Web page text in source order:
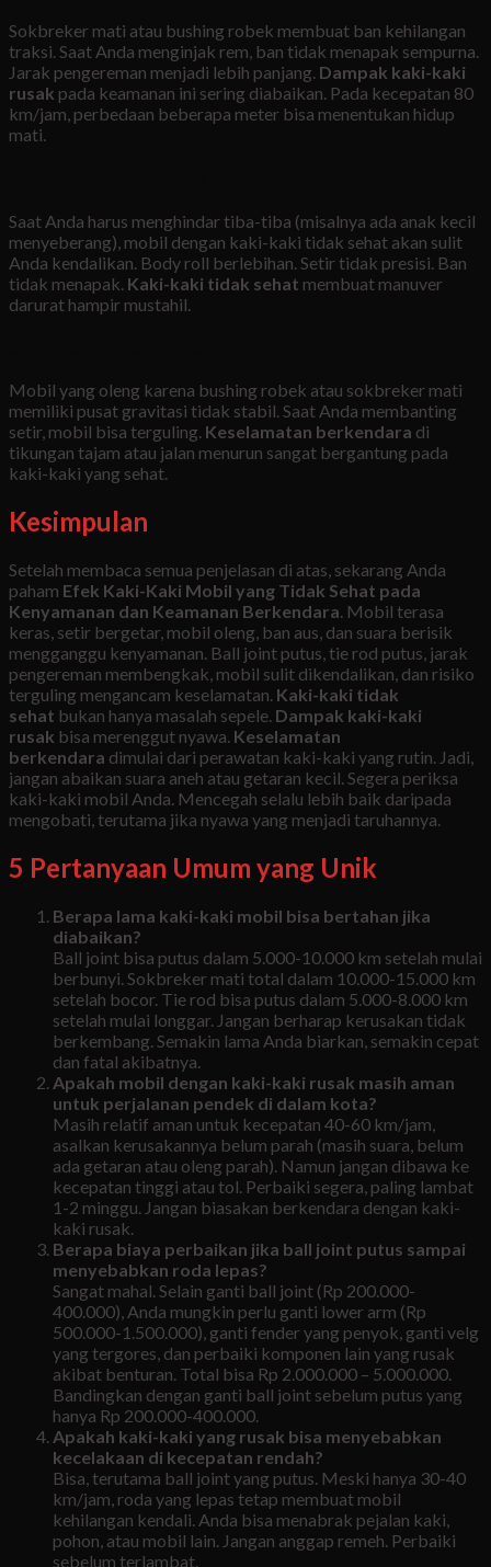
Sokbreker mati atau bushing robek membuat ban kehilangan
traksi. Saat Anda menginjak rem, ban tidak menapak sempurna.
Jarak pengereman menjadi lebih panjang. Dampak kaki-kaki
rusak pada keamanan ini sering diabaikan. Pada kecepatan 80
km/jam, perbedaan beberapa meter bisa menentukan hidup
mati.
Saat Anda harus menghindar tiba-tiba (misalnya ada anak kecil
menyeberang), mobil dengan kaki-kaki tidak sehat akan sulit
Anda kendalikan. Body roll berlebihan. Setir tidak presisi. Ban
tidak menapak. Kaki-kaki tidak sehat membuat manuver
darurat hampir mustahil.
Mobil yang oleng karena bushing robek atau sokbreker mati
memiliki pusat gravitasi tidak stabil. Saat Anda membanting
setir, mobil bisa terguling. Keselamatan berkendara di
tikungan tajam atau jalan menurun sangat bergantung pada
kaki-kaki yang sehat.
Kesimpulan
Setelah membaca semua penjelasan di atas, sekarang Anda
paham Efek Kaki-Kaki Mobil yang Tidak Sehat pada
Kenyamanan dan Keamanan Berkendara. Mobil terasa
keras, setir bergetar, mobil oleng, ban aus, dan suara berisik
mengganggu kenyamanan. Ball joint putus, tie rod putus, jarak
pengereman membengkak, mobil sulit dikendalikan, dan risiko
terguling mengancam keselamatan. Kaki-kaki tidak
sehat bukan hanya masalah sepele. Dampak kaki-kaki
rusak bisa merenggut nyawa. Keselamatan
berkendara dimulai dari perawatan kaki-kaki yang rutin. Jadi,
jangan abaikan suara aneh atau getaran kecil. Segera periksa
kaki-kaki mobil Anda. Mencegah selalu lebih baik daripada
mengobati, terutama jika nyawa yang menjadi taruhannya.
5 Pertanyaan Umum yang Unik
Berapa lama kaki-kaki mobil bisa bertahan jika
diabaikan?
Ball joint bisa putus dalam 5.000-10.000 km setelah mulai
berbunyi. Sokbreker mati total dalam 10.000-15.000 km
setelah bocor. Tie rod bisa putus dalam 5.000-8.000 km
setelah mulai longgar. Jangan berharap kerusakan tidak
berkembang. Semakin lama Anda biarkan, semakin cepat
dan fatal akibatnya.
Apakah mobil dengan kaki-kaki rusak masih aman
untuk perjalanan pendek di dalam kota?
Masih relatif aman untuk kecepatan 40-60 km/jam,
asalkan kerusakannya belum parah (masih suara, belum
ada getaran atau oleng parah). Namun jangan dibawa ke
kecepatan tinggi atau tol. Perbaiki segera, paling lambat
1-2 minggu. Jangan biasakan berkendara dengan kaki-
kaki rusak.
Berapa biaya perbaikan jika ball joint putus sampai
menyebabkan roda lepas?
Sangat mahal. Selain ganti ball joint (Rp 200.000-
400.000), Anda mungkin perlu ganti lower arm (Rp
500.000-1.500.000), ganti fender yang penyok, ganti velg
yang tergores, dan perbaiki komponen lain yang rusak
akibat benturan. Total bisa Rp 2.000.000 – 5.000.000.
Bandingkan dengan ganti ball joint sebelum putus yang
hanya Rp 200.000-400.000.
Apakah kaki-kaki yang rusak bisa menyebabkan
kecelakaan di kecepatan rendah?
Bisa, terutama ball joint yang putus. Meski hanya 30-40
km/jam, roda yang lepas tetap membuat mobil
kehilangan kendali. Anda bisa menabrak pejalan kaki,
pohon, atau mobil lain. Jangan anggap remeh. Perbaiki
sebelum terlambat.